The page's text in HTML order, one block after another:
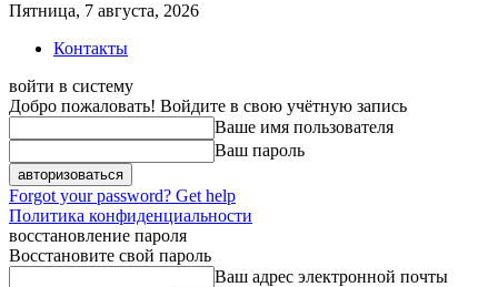
Пятница, 7 августа, 2026
Контакты
войти в систему
Добро пожаловать! Войдите в свою учётную запись
Ваше имя пользователя
Ваш пароль
Forgot your password? Get help
Политика конфиденциальности
восстановление пароля
Восстановите свой пароль
Ваш адрес электронной почты